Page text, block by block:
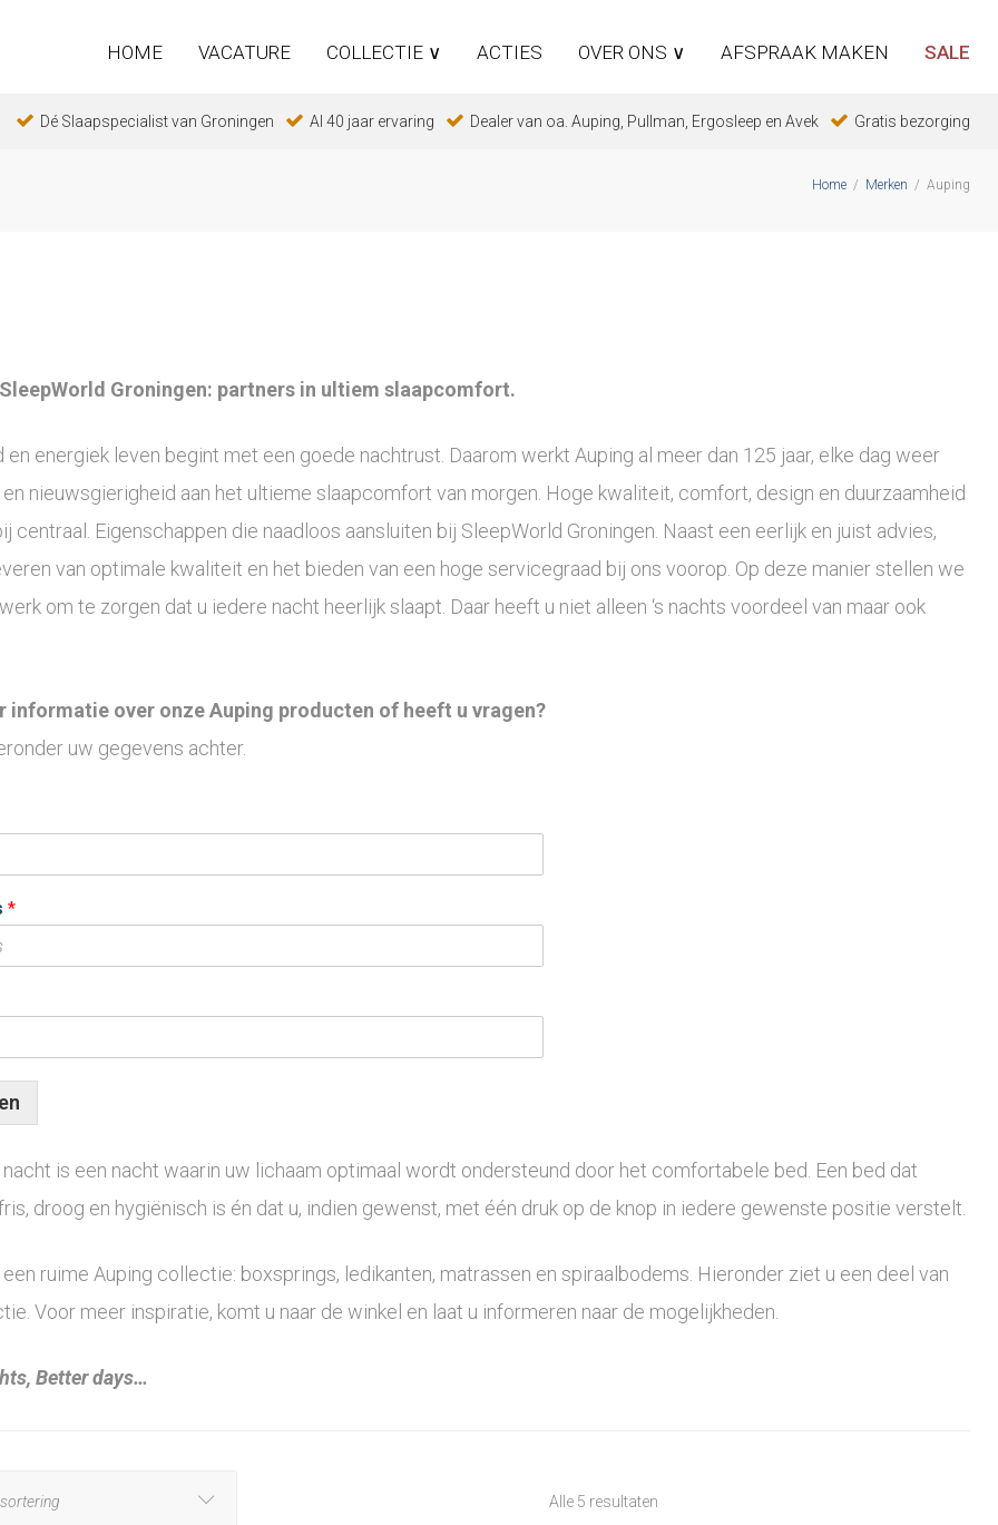
HOME VACATURE COLLECTIE ∨ ACTIES OVER ONS ∨ AFSPRAAK MAKEN SALE
Dé Slaapspecialist van Groningen Al 40 jaar ervaring Dealer van oa. Auping, Pullman, Ergosleep en Avek Gratis bezorging
Home / Merken / Auping
Groningen: partners in ultiem slaapcomfort.
en energiek leven begint met een goede nachtrust. Daarom werkt Auping al meer dan 125 jaar, elke dag weer
nieuwsgierigheid aan het ultieme slaapcomfort van morgen. Hoge kwaliteit, comfort, design en duurzaamheid
centraal. Eigenschappen die naadloos aansluiten bij SleepWorld Groningen. Naast een eerlijk en juist advies,
van optimale kwaliteit en het bieden van een hoge servicegraad bij ons voorop. Op deze manier stellen we
om te zorgen dat u iedere nacht heerlijk slaapt. Daar heeft u niet alleen ‘s nachts voordeel van maar ook
informatie over onze Auping producten of heeft u vragen?
uw gegevens achter.
*
nacht is een nacht waarin uw lichaam optimaal wordt ondersteund door het comfortabele bed. Een bed dat
droog en hygiënisch is én dat u, indien gewenst, met één druk op de knop in iedere gewenste positie verstelt.
ruime Auping collectie: boxsprings, ledikanten, matrassen en spiraalbodems. Hieronder ziet u een deel van
Voor meer inspiratie, komt u naar de winkel en laat u informeren naar de mogelijkheden.
Better days…
Alle 5 resultaten